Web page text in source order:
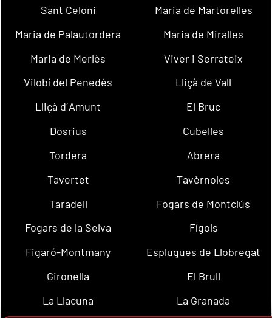
Sant Celoni
Maria de Martorelles
Maria de Palautordera
Maria de Miralles
Maria de Merlès
Viver i Serrateix
Vilobí del Penedès
Lliçà de Vall
Lliçà d´Amunt
El Bruc
Dosrius
Cubelles
Tordera
Abrera
Tavertet
Tavèrnoles
Taradell
Fogars de Montclús
Fogars de la Selva
Fígols
Figaró-Montmany
Esplugues de Llobregat
Gironella
El Brull
La Llacuna
La Granada